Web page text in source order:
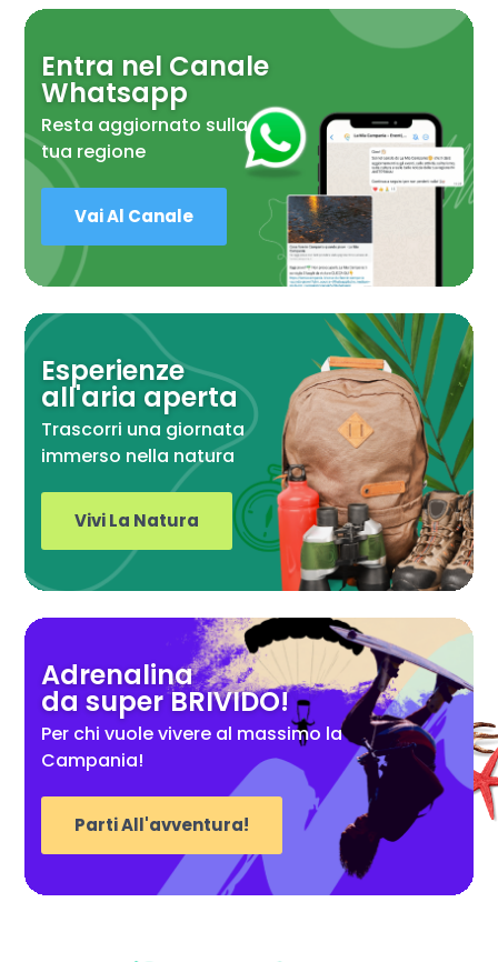
Entra nel Canale
Whatsapp
Resta aggiornato sulla
tua regione
Vai Al Canale
Esperienze
all'aria aperta
Trascorri una giornata
immerso nella natura
Vivi La Natura
Adrenalina
da super BRIVIDO!
Per chi vuole vivere al massimo la
Campania!
Parti All'avventura!